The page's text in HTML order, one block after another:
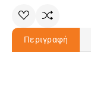
Περιγραφή